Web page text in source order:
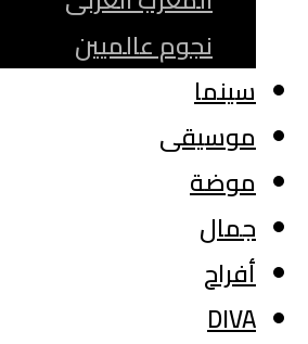
نجوم عالميين
سينما
موسيقى
موضة
جمال
أفراح
DIVA